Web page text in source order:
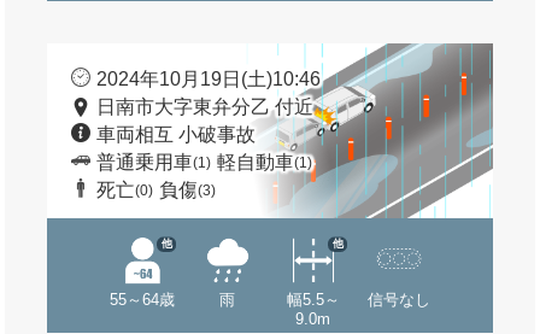
2024年10月19日(土)10:46
日南市大字東弁分乙 付近
車両相互 小破事故
普通乗用車(1) 軽自動車(1)
死亡(0) 負傷(3)
55～64歳
他
雨
幅5.5～
9.0m
他
信号なし